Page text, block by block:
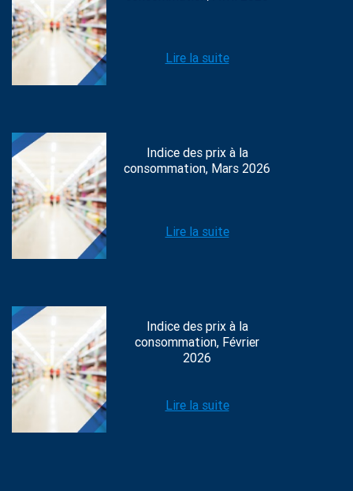
Lire la suite
Indice des prix à la
consommation, Mars 2026
Lire la suite
Indice des prix à la
consommation, Février
2026
Lire la suite